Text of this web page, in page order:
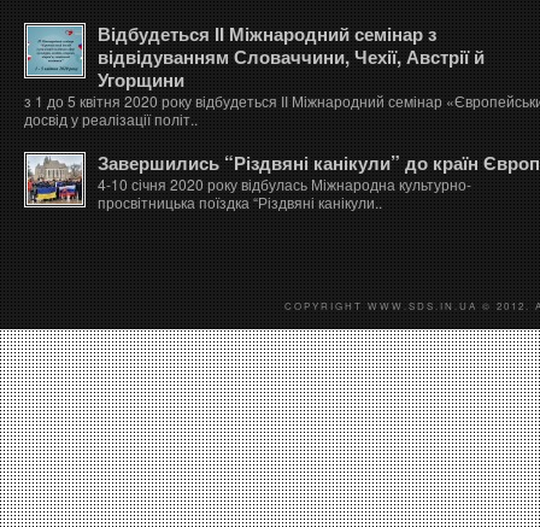
Відбудеться ІІ Міжнародний семінар з
відвідуванням Словаччини, Чехії, Австрії й
Угорщини
з 1 до 5 квітня 2020 року відбудеться ІІ Міжнародний семінар
досвід у реалізації політ..
Завершились “Різдвяні канікули” до країн
4-10 січня 2020 року відбулась Міжнародна культурно-
просвітницька поїздка “Різдвяні канікули..
COPYRIGHT WWW.SDS.IN.UA © 2012.